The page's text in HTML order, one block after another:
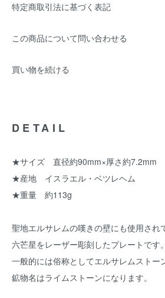
特定商取引法に基づく表記
この商品について問い合わせる
買い物を続ける
DETAIL
★サイズ 直径約90mm×厚さ約7.2mm
★産地 イスラエル・ベツレヘム
★重量 約113g
聖地エルサレムの嘆きの壁にも使用され
六芒星をレーザー彫刻したプレートです。
一般的には俗称としてエルサレムストー
鉱物名はライムストーンになります。